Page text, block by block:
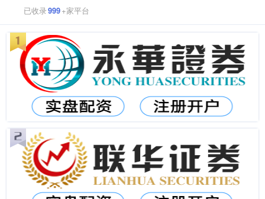
已收录999+家平台